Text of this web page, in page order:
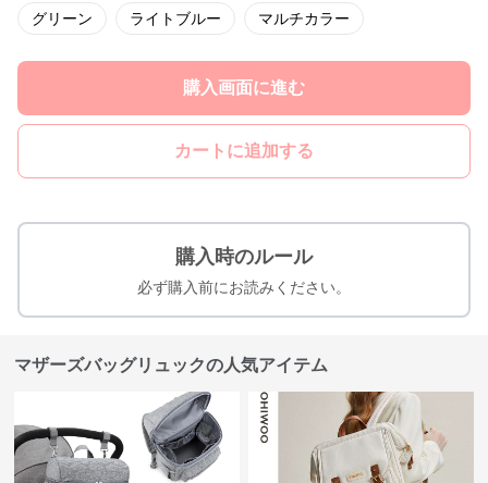
グリーン ライトブルー マルチカラー
購入画面に進む
カートに追加する
購入時のルール
必ず購入前にお読みください。
マザーズバッグリュックの人気アイテム